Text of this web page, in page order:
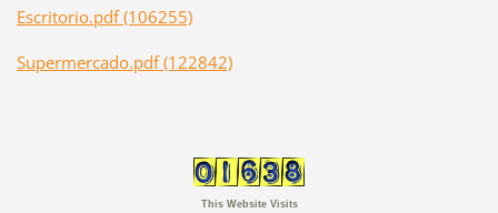
Escritorio.pdf (106255)
Supermercado.pdf (122842)
This Website Visits